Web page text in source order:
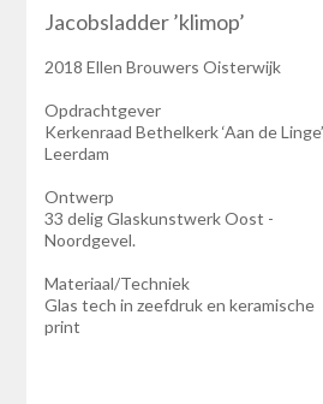
Jacobsladder ’klimop’
2018 Ellen Brouwers Oisterwijk
Opdrachtgever
Kerkenraad Bethelkerk ‘Aan de Linge’
Leerdam
Ontwerp
33 delig Glaskunstwerk Oost -
Noordgevel.
Materiaal/Techniek
Glas tech in zeefdruk en keramische
print